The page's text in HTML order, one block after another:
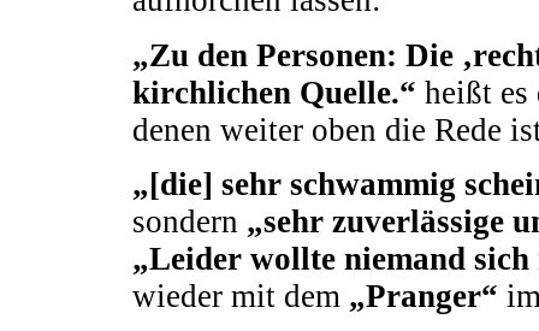
„Zu den Personen: Die
kirchlichen Quelle.“ heißt es
denen weiter oben die Rede
„[die] sehr schwammig
sondern „sehr zuverlässige
„Leider wollte niemand sich
wieder mit dem„Pranger“